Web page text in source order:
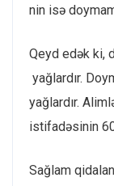
nin isə
Qeyd edək ki,
yağlardır.
yağlardır.
istifadəsinin
Sağlam